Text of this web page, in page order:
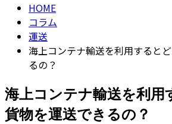
HOME
コラム
運送
海上コンテナ輸送を利用すると
るの？
海上コンテナ輸送を利用
貨物を運送できるの？